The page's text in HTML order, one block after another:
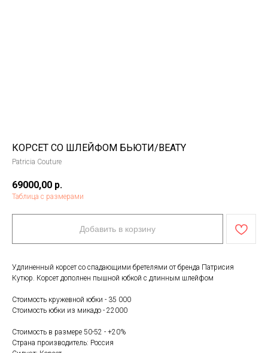
КОРСЕТ СО ШЛЕЙФОМ БЬЮТИ/BEATY
Patricia Couture
69000,00 р.
Таблица с размерами
Добавить в корзину
Удлиненный корсет со спадающими бретелями от бренда Патрисия
Кутюр. Корсет дополнен пышной юбкой с длинным шлейфом
Стоимость кружевной юбки - 35 000
Стоимость юбки из микадо - 22000
Стоимость в размере 50-52 - +20%
Страна производитель: Россия